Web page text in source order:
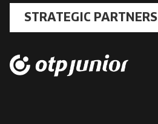
STRATEGIC PARTNERS